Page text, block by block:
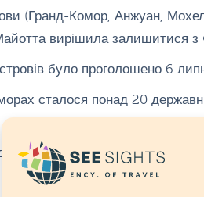
(Гранд-Комор, Анжуан,
вирішила залишитися з
було проголошено 6
сталося понад 20
Абдаллаха, було повалено